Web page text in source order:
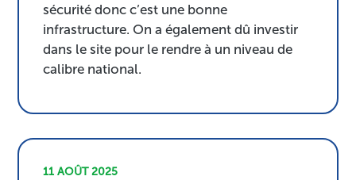
sécurité donc c’est une bonne
infrastructure. On a également dû investir
dans le site pour le rendre à un niveau de
calibre national.
11 AOÛT 2025